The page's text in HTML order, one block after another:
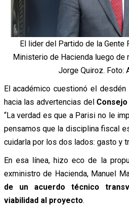
El lider del Partido de la Gente
Ministerio de Hacienda luego de
Jorge Quiroz. Foto:
El académico cuestionó el
hacia las advertencias del
“La verdad es que a Parisi no le
pensamos que la disciplina fiscal
cuidarla por los dos lados: gasto y
En esa línea, hizo eco de la
exministro de Hacienda, Manuel
de un acuerdo técnico
viabilidad al proyecto.